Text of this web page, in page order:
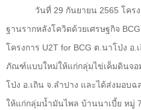
วันที่ 29 กันยายน 2565 โคร
ฐานรากหลังโควิดด้วยเศรษฐกิจ BCG
โครงการ U2T for BCG ต.นาโป่ง อ.
ภัณฑ์แบบใหม่ให้แก่กลุ่มไข่เค็มดินจอ
โป่ง อ.เถิน จ.ลำปาง และได้ส่งมอ
ให้แก่กลุ่มน้ำมันไพล บ้านนาเบี้ย หมู่ 7